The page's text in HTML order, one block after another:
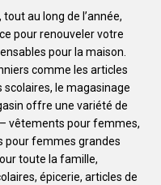
au long de l’année,
pour renouveler votre
pour la maison.
comme les articles
scolaires, le magasinage
offre une variété de
vêtements pour femmes,
pour femmes grandes
toute la famille,
épicerie, articles de